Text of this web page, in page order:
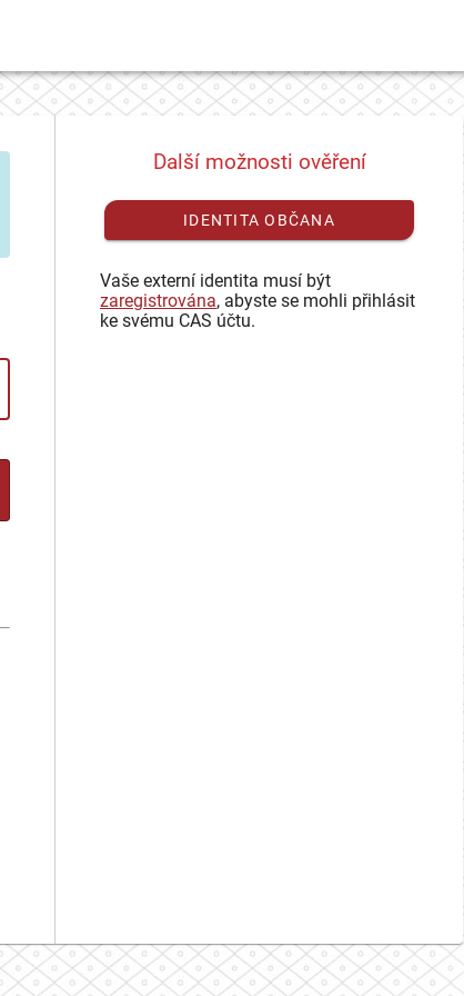
Další možnosti ověření
IDENTITA OBČANA
Vaše externí identita musí být
zaregistrována, abyste se mohli přihlásit
ke svému CAS účtu.